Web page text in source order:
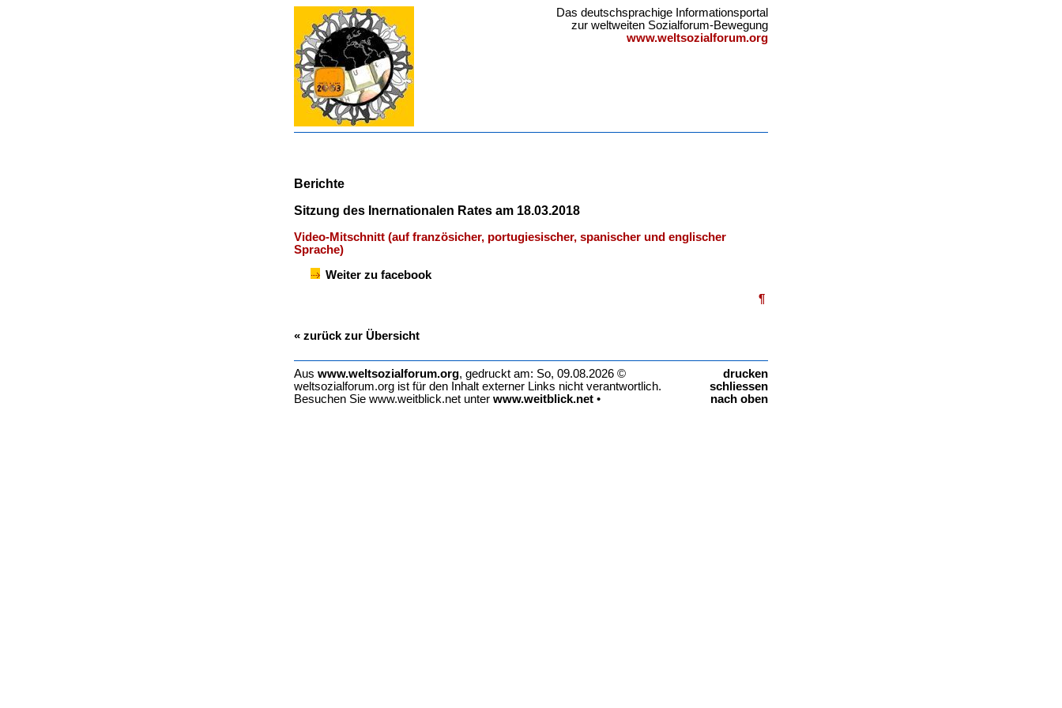
Das deutschsprachige Informationsportal
zur weltweiten Sozialforum-Bewegung
www.weltsozialforum.org
Berichte
Sitzung des Inernationalen Rates am 18.03.2018
Video-Mitschnitt (auf französicher, portugiesischer, spanischer und englischer
Sprache)
Weiter zu facebook
¶
« zurück zur Übersicht
Aus www.weltsozialforum.org, gedruckt am: So, 09.08.2026 ©
weltsozialforum.org ist für den Inhalt externer Links nicht verantwortlich.
Besuchen Sie www.weitblick.net unter www.weitblick.net •
drucken
schliessen
nach oben